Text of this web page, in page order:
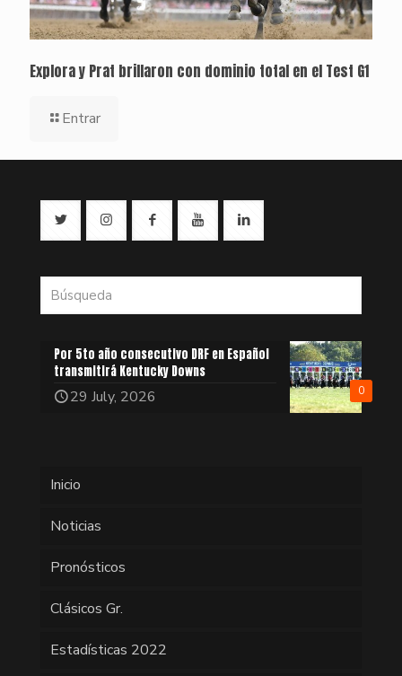
Explora y Prat brillaron con dominio total en el Test G1
Entrar
0
Por 5to año consecutivo DRF en Español
transmitirá Kentucky Downs
29 July, 2026
Inicio
Noticias
Pronósticos
Clásicos Gr.
Estadísticas 2022